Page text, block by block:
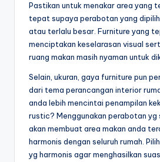
Pastikan untuk menakar area yang
tepat supaya perabotan yang
atau terlalu besar. Furniture yang
menciptakan keselarasan visual
ruang makan masih nyaman untuk
Selain, ukuran, gaya furniture pun
dari tema perancangan interior
anda lebih mencintai penampilan
rustic? Menggunakan perabotan yg
akan membuat area makan anda
harmonis dengan seluruh rumah.
yg harmonis agar menghasilkan